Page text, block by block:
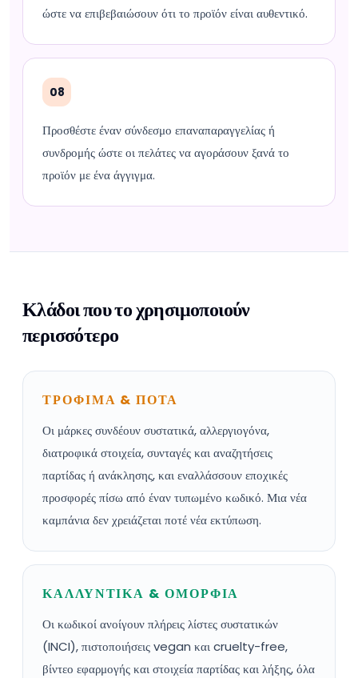
ώστε να επιβεβαιώσουν ότι το προϊόν είναι αυθεντικό.
08
Προσθέστε έναν σύνδεσμο επαναπαραγγελίας ή
συνδρομής ώστε οι πελάτες να αγοράσουν ξανά το
προϊόν με ένα άγγιγμα.
Κλάδοι που το χρησιμοποιούν
περισσότερο
ΤΡΟΦΙΜΑ & ΠΟΤΑ
Οι μάρκες συνδέουν συστατικά, αλλεργιογόνα,
διατροφικά στοιχεία, συνταγές και αναζητήσεις
παρτίδας ή ανάκλησης, και εναλλάσσουν εποχικές
προσφορές πίσω από έναν τυπωμένο κωδικό. Μια νέα
καμπάνια δεν χρειάζεται ποτέ νέα εκτύπωση.
ΚΑΛΛΥΝΤΙΚΑ & ΟΜΟΡΦΙΑ
Οι κωδικοί ανοίγουν πλήρεις λίστες συστατικών
(INCI), πιστοποιήσεις vegan και cruelty-free,
βίντεο εφαρμογής και στοιχεία παρτίδας και λήξης, όλα